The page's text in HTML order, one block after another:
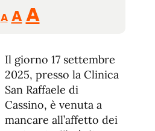
A
Reducir
tamaño
A Restablecer
de
fuente
AAumentar
de
fuente.
Il giorno 17 settembre
2025, presso la Clinica
San Raffaele di
Cassino, è venuta a
mancare all’affetto dei